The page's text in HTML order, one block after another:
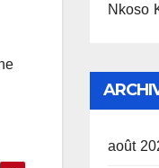
Nkoso
août